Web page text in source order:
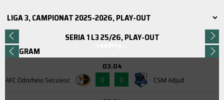
SERIA 1 L3 25/26, PLAY-OUT
PROGRAM
AFC Odorheiu Secuiesc
03.04
0
0 CSM Adjud